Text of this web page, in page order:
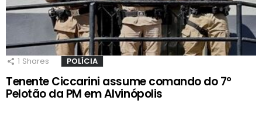
1 Shares POLÍCIA
Tenente Ciccarini assume comando do 7º
Pelotão da PM em Alvinópolis